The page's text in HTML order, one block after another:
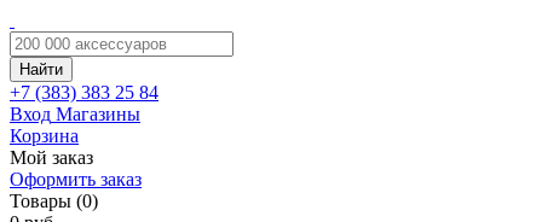
Найти
+7 (383) 383 25 84
Вход Магазины
Корзина
Мой заказ
Оформить заказ
Товары (0)